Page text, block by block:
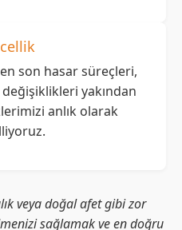
son hasar süreçleri,
yakından
anlık olarak
veya doğal afet gibi zor
sağlamak ve en doğru